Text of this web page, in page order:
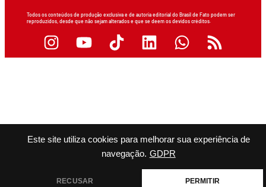
Este site utiliza cookies para melhorar sua experiência de
navegação. GDPR
RECUSAR PERMITIR
Todos os conteúdos de produção exclusiva e de autoria editorial do Brasil de Fato podem ser
reproduzidos, desde que não sejam alterados e que se deem os devidos créditos.